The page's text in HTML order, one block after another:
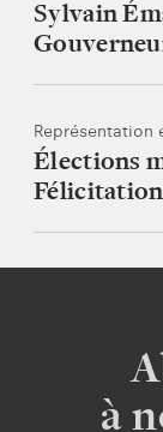
Sylvain
Représentation
Élections
à